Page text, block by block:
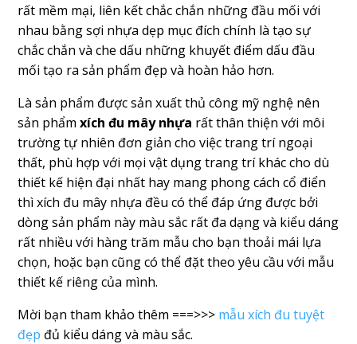
rất mềm mại, liên kết chắc chắn những đầu mối với
nhau bằng sợi nhựa dẹp mục đích chính là tạo sự
chắc chắn và che dấu những khuyết điểm dấu đầu
mối tạo ra sản phẩm đẹp và hoàn hảo hơn.
Là sản phẩm được sản xuất thủ công mỹ nghệ nên
sản phẩmxích đu mây nhựa rất thân thiện với môi
trường tự nhiên đơn giản cho việc trang trí ngoại
thất, phù hợp với mọi vật dụng trang trí khác cho dù
thiết kế hiện đại nhất hay mang phong cách cổ điển
thì xích đu mây nhựa đều có thể đáp ứng được bởi
dòng sản phẩm này màu sắc rất đa dạng và kiểu dáng
rất nhiều với hàng trăm mẫu cho bạn thoải mái lựa
chọn, hoặc bạn cũng có thể đặt theo yêu cầu với mẫu
thiết kế riêng của mình.
Mời bạn tham khảo thêm ===>>> mẫu xích đu tuyệt
đẹp đủ kiểu dáng và màu sắc.